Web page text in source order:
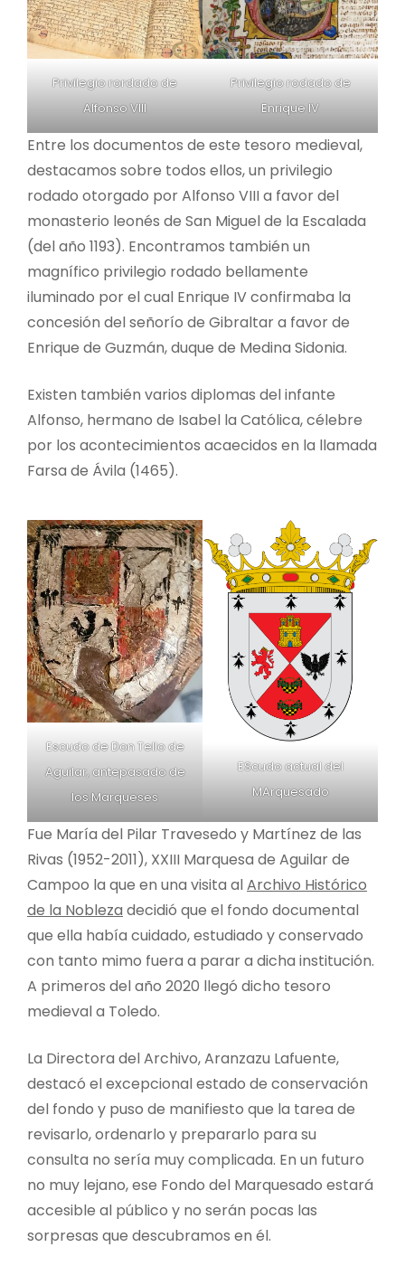
Privilegio rordado de
Alfonso VIII
Privilegio rodado de
Enrique IV
Entre los documentos de este tesoro medieval,
destacamos sobre todos ellos, un privilegio
rodado otorgado por Alfonso VIII a favor del
monasterio leonés de San Miguel de la Escalada
(del año 1193). Encontramos también un
magnífico privilegio rodado bellamente
iluminado por el cual Enrique IV confirmaba la
concesión del señorío de Gibraltar a favor de
Enrique de Guzmán, duque de Medina Sidonia.
Existen también varios diplomas del infante
Alfonso, hermano de Isabel la Católica, célebre
por los acontecimientos acaecidos en la llamada
Farsa de Ávila (1465).
Escudo de Don Tello de
Aguilar, antepasado de
los Marqueses
EScudo actual del
MArquesado
Fue María del Pilar Travesedo y Martínez de las
Rivas (1952-2011), XXIII Marquesa de Aguilar de
Campoo la que en una visita alArchivo Histórico
de la Nobleza decidió que el fondo documental
que ella había cuidado, estudiado y conservado
con tanto mimo fuera a parar a dicha institución.
A primeros del año 2020 llegó dicho tesoro
medieval a Toledo.
La Directora del Archivo, Aranzazu Lafuente,
destacó el excepcional estado de conservación
del fondo y puso de manifiesto que la tarea de
revisarlo, ordenarlo y prepararlo para su
consulta no sería muy complicada. En un futuro
no muy lejano, ese Fondo del Marquesado estará
accesible al público y no serán pocas las
sorpresas que descubramos en él.